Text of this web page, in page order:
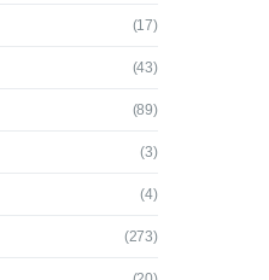
(17)
(43)
(89)
(3)
(4)
(273)